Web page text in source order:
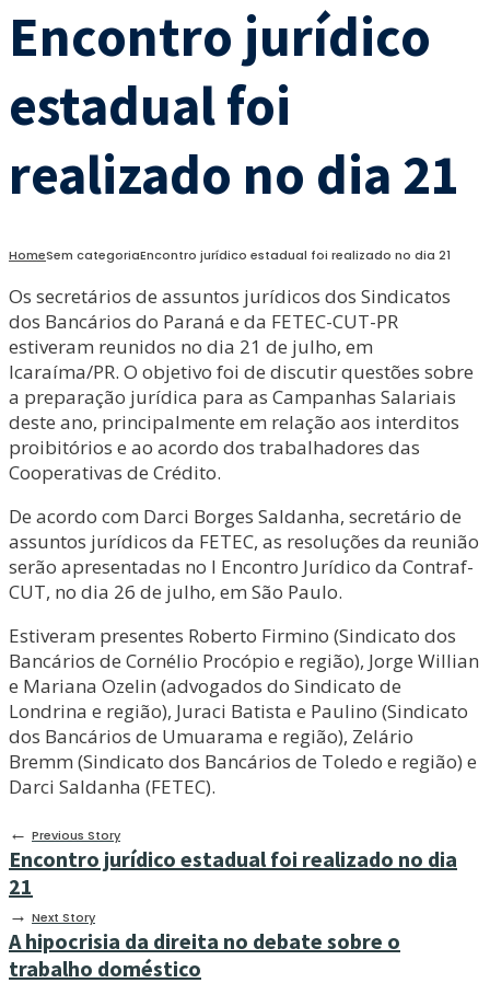
Encontro jurídico
estadual foi
realizado no dia 21
HomeSem categoriaEncontro jurídico estadual foi realizado no dia 21
Os secretários de assuntos jurídicos dos Sindicatos
dos Bancários do Paraná e da FETEC-CUT-PR
estiveram reunidos no dia 21 de julho, em
Icaraíma/PR. O objetivo foi de discutir questões sobre
a preparação jurídica para as Campanhas Salariais
deste ano, principalmente em relação aos interditos
proibitórios e ao acordo dos trabalhadores das
Cooperativas de Crédito.
De acordo com Darci Borges Saldanha, secretário de
assuntos jurídicos da FETEC, as resoluções da reunião
serão apresentadas no I Encontro Jurídico da Contraf-
CUT, no dia 26 de julho, em São Paulo.
Estiveram presentes Roberto Firmino (Sindicato dos
Bancários de Cornélio Procópio e região), Jorge Willian
e Mariana Ozelin (advogados do Sindicato de
Londrina e região), Juraci Batista e Paulino (Sindicato
dos Bancários de Umuarama e região), Zelário
Bremm (Sindicato dos Bancários de Toledo e região) e
Darci Saldanha (FETEC).
← Previous Story
Encontro jurídico estadual foi realizado no dia
21
→ Next Story
A hipocrisia da direita no debate sobre o
trabalho doméstico